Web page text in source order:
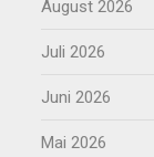
August 2026
Juli 2026
Juni 2026
Mai 2026